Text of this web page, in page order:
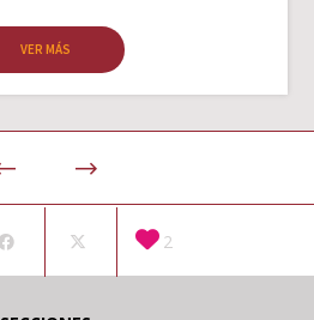
VER MÁS
2